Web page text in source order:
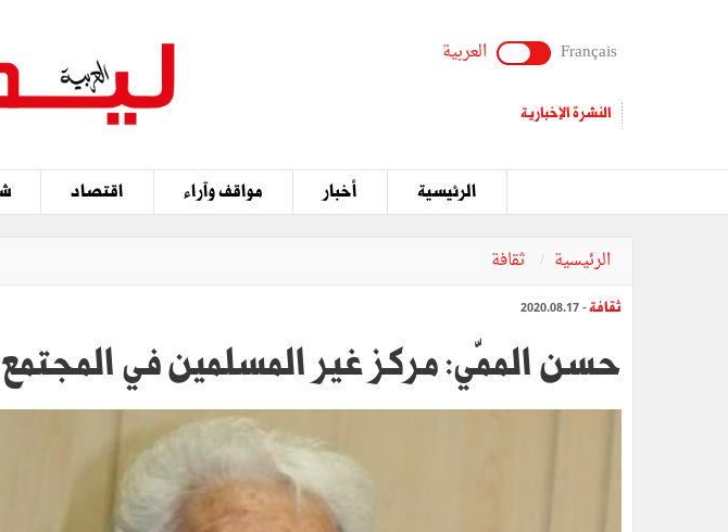
Français العربية
النشرة الإخبارية
الرئيسية أخبار مواقف وآراء اقتصاد
الرئيسية ثقافة
ثقافة- 2020.08.17
حسن الممّي: مركز غير المسلمين في المجتمع